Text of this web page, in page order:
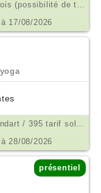
Prix: 380 euros payables en plusieurs fois (possibilité de tarif aménagé ne pas hésiter à m'en parler) €
à 17/08/2026
Prix: 485 tarif de soutien / 430 tarif standart / 395 tarif solidaite €
à 28/08/2026
présentiel